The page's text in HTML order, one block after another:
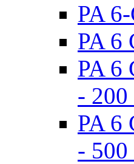
PA
PA 6
PA 6
- 200
PA 6
- 500